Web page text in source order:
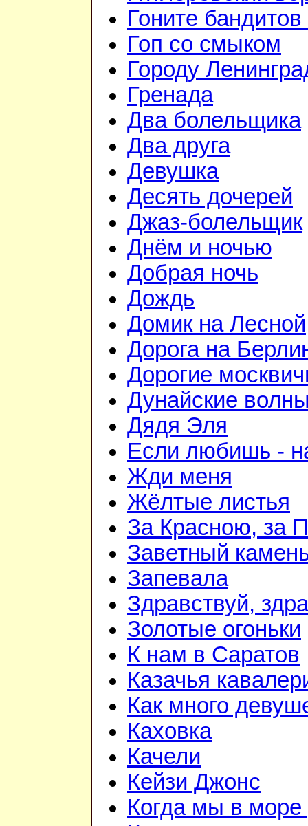
Гоните
Гоп со смыком
Городу
Гренада
Два болельщика
Два друга
Девушка
Десять дочерей
Джаз-болельщик
Днём и ночью
Добрая ночь
Дождь
Домик на Лесной
Дорога на
Дорогие
Дунайские
Дядя Эля
Если любишь -
Жди меня
Жёлтые листья
За Красною, за
Заветный
Запевала
Здравствуй,
Золотые огоньки
К нам в Саратов
Казачья
Как много
Каховка
Качели
Кейзи Джонс
Когда мы в море